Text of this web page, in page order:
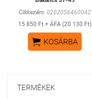
Cikkszám: 0202056460042
15 850 Ft + ÁFA (20 130 Ft)
 KOSÁRBA
TERMÉKEK